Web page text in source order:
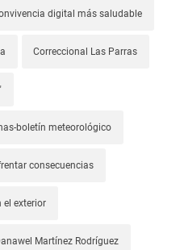
digital más saludable
Correccional Las Parras
boletín meteorológico
consecuencias
el exterior
Martínez Rodríguez